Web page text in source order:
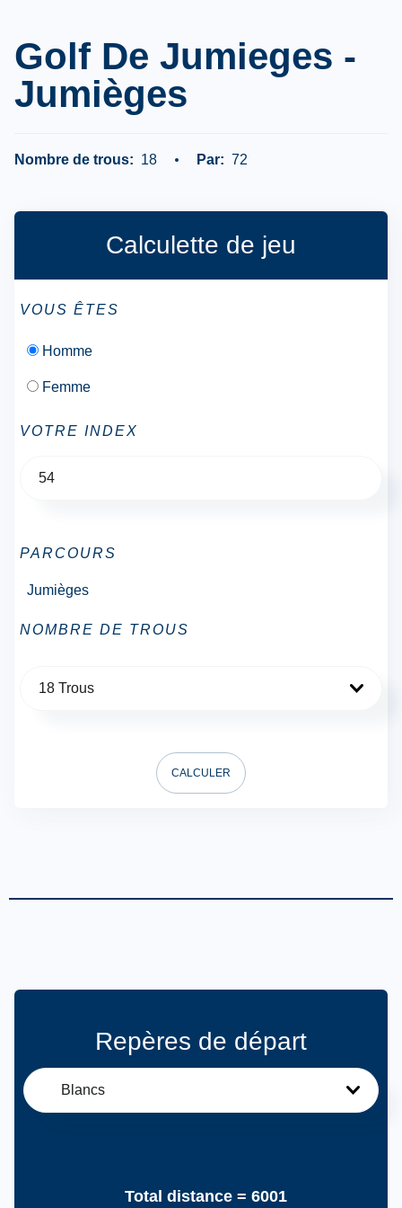
Golf De Jumieges -
Jumièges
Nombre de trous: 18 Par: 72
Calculette de jeu
VOUS ÊTES
Homme
Femme
VOTRE INDEX
PARCOURS
Jumièges
NOMBRE DE TROUS
18 Trous
CALCULER
Repères de départ
Blancs
Total distance = 6001